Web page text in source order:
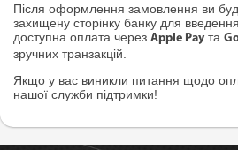
Після оформлення замовлення ви
захищену сторінку банку для
доступна оплата через Apple Pay та
зручних транзакцій.
Якщо у вас виникли питання щодо
нашої служби підтримки!